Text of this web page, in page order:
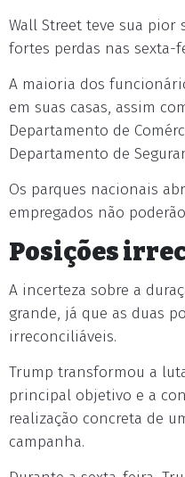
Wall Street teve sua pior
fortes perdas nas sexta-
A maioria dos
em suas casas, assim
Departamento de
Departamento de
Os parques nacionais
empregados não
Posições
A incerteza sobre a
grande, já que as duas
irreconciliáveis.
Trump transformou a
principal objetivo e a
realização concreta de
campanha.